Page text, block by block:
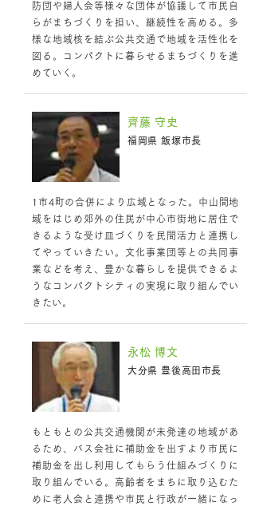
防団や婦人会等様々な団体が協議して市民自
らがまちづくりを担い、継続性を高める。多
様な地域核を結ぶ公共交通で地域を活性化を
図る。コンパクトに暮らせるまちづくりを進
めていく。
齊藤 守史
福岡県 飯塚市長
1市4町の合併により広域となった。中山間地
域をはじめ郊外の住民が中心市街地に居住で
きるような受け皿づくりを民間活力と連携し
てやっていきたい。文化事業団等との共同事
業などを考え、豊かな暮らしを提供できるよ
うなコンパクトシティの実現に取り組んでい
きたい。
永松 博文
大分県 豊後高田市長
もともとの公共交通機関が未発達の地域があ
るため、バス会社に補助金を出すより市民に
補助金を出し利用してもらう仕組みづくりに
取り組んでいる。高齢者をまちに取り込むた
めに老人会と連携や市民と行政が一緒になっ